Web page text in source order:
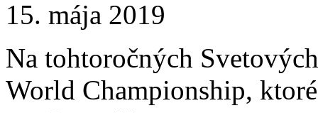
15. mája 2019
Na tohtoročných
World Championship,